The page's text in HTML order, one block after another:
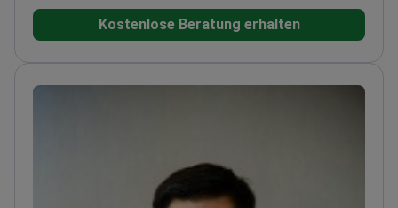
beherrscht fortgeschrittene ästhetische
Behandlungen wie Botox, Dermal Filler, Sculptra und
und langanhaltende Ergebnisse. Im Bereich der
regenerativen Medizin bietet Dr. Bee PRP-
University (Campus Phuket) zusammen, um
Forschung und Innovation im Bereich Wellness zu
Kostenlose Beratung erhalten